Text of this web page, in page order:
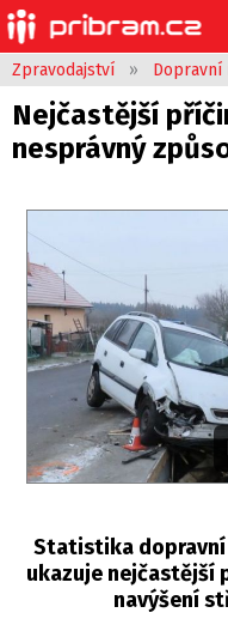
Zpravodajství » Dopravní
Nejčastější
nesprávný
Statistika dopravní
ukazuje nejčastější
navýšení